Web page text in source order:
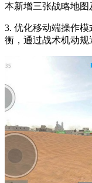
本新增三张战略地图
3. 优化移动端操作
衡，通过战术机动规